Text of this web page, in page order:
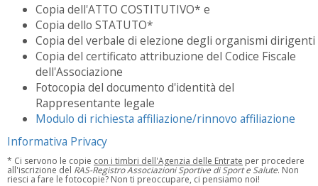
Copia dell'ATTO COSTITUTIVO* e
Copia dello STATUTO*
Copia del verbale di elezione degli organismi dirigenti
Copia del certificato attribuzione del Codice Fiscale
dell'Associazione
Fotocopia del documento d'identità del
Rappresentante legale
Modulo di richiesta affiliazione/rinnovo affiliazione
Informativa Privacy
* Ci servono le copie con i timbri dell'Agenzia delle Entrate per procedere
all'iscrizione del RAS-Registro Associazioni Sportive di Sport e Salute. Non
riesci a fare le fotocopie? Non ti preoccupare, ci pensiamo noi!